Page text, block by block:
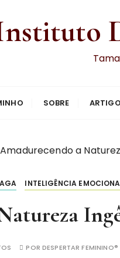
SOBRE
Amadurecendo a
INTELIGÊNCIA
POR DESPERTAR FEMININO®